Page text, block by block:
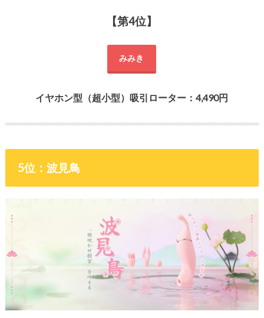
【第4位】
みみき
イヤホン型（超小型）吸引ローター：4,490円
5位：波見鳥